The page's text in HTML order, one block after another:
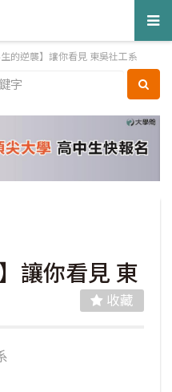
生的逆襲】讓你看見 東吳社工系
讓你看見 東
收藏